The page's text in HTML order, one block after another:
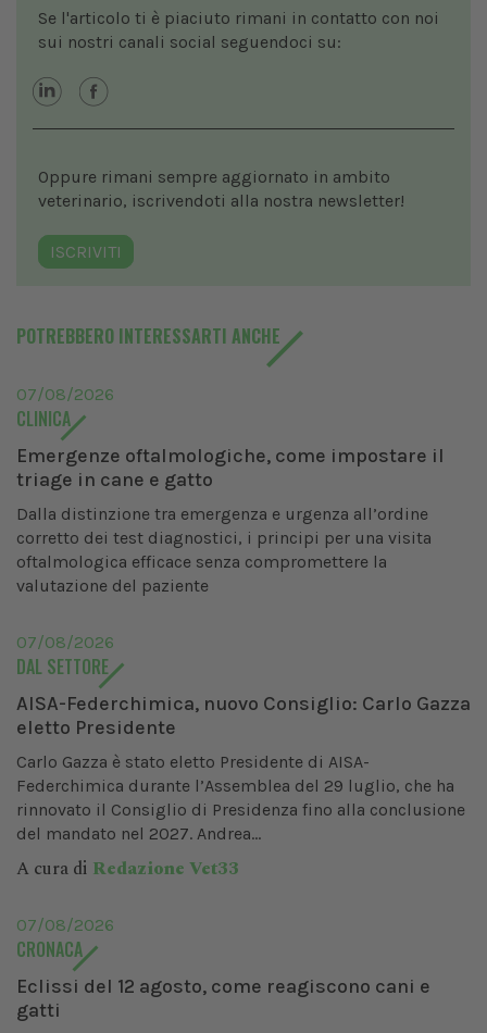
Se l'articolo ti è piaciuto rimani in contatto con noi
sui nostri canali social seguendoci su:
Oppure rimani sempre aggiornato in ambito
veterinario, iscrivendoti alla nostra newsletter!
ISCRIVITI
POTREBBERO INTERESSARTI ANCHE
07/08/2026
CLINICA
Emergenze oftalmologiche, come impostare il
triage in cane e gatto
Dalla distinzione tra emergenza e urgenza all’ordine
corretto dei test diagnostici, i principi per una visita
oftalmologica efficace senza compromettere la
valutazione del paziente
07/08/2026
DAL SETTORE
AISA-Federchimica, nuovo Consiglio: Carlo Gazza
eletto Presidente
Carlo Gazza è stato eletto Presidente di AISA-
Federchimica durante l’Assemblea del 29 luglio, che ha
rinnovato il Consiglio di Presidenza fino alla conclusione
del mandato nel 2027. Andrea...
A cura di Redazione Vet33
07/08/2026
CRONACA
Eclissi del 12 agosto, come reagiscono cani e
gatti